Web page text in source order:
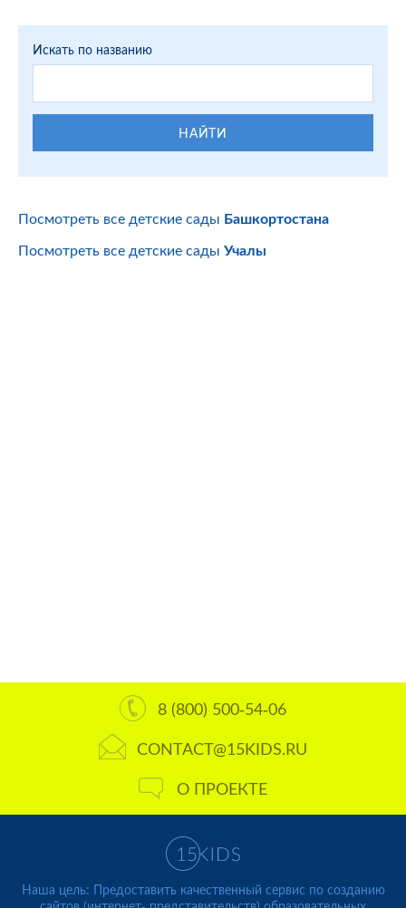
Искать по названию
НАЙТИ
Посмотреть все детские сады Башкортостана
Посмотреть все детские сады Учалы
8 (800) 500-54-06
CONTACT@15KIDS.RU
О ПРОЕКТЕ
Наша цель: Предоставить качественный сервис по созданию